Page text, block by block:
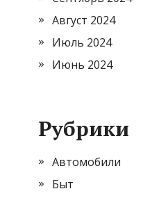
Август 2024
Июль 2024
Июнь 2024
Рубрики
Автомобили
Быт